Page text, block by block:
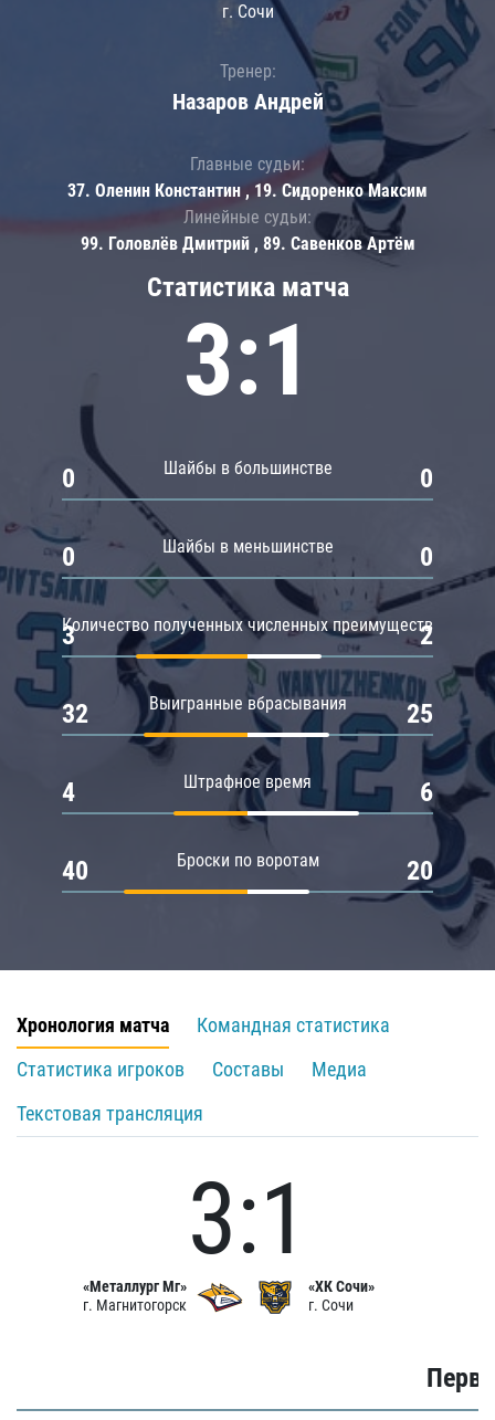
Статистика матча
3:1
Шайбы в большинстве
0 0
Шайбы в меньшинстве
0 0
Количество полученных численных преимуществ
3 2
Выигранные вбрасывания
32 25
Штрафное время
4 6
Броски по воротам
40 20
г. Сочи
Тренер:
Назаров Андрей
Главные судьи:
37. Оленин Константин , 19. Сидоренко Максим
Линейные судьи:
99. Головлёв Дмитрий , 89. Савенков Артём
Хронология матча
Командная статистика
Статистика игроков
Составы
Медиа
Текстовая трансляция
«Металлург Мг»
г. Магнитогорск
3:1
«ХК Сочи»
г. Сочи